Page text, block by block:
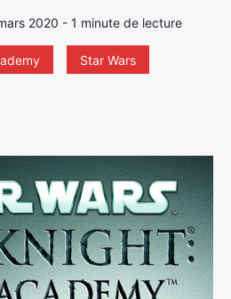
2020 - 1 minute de lecture
Star Wars